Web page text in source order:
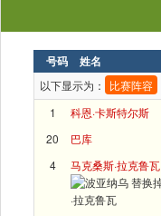
号码 姓名
以下显示为： 比赛阵容
1
科恩·卡斯特尔斯
20
巴库
4
马克桑斯·拉克鲁瓦